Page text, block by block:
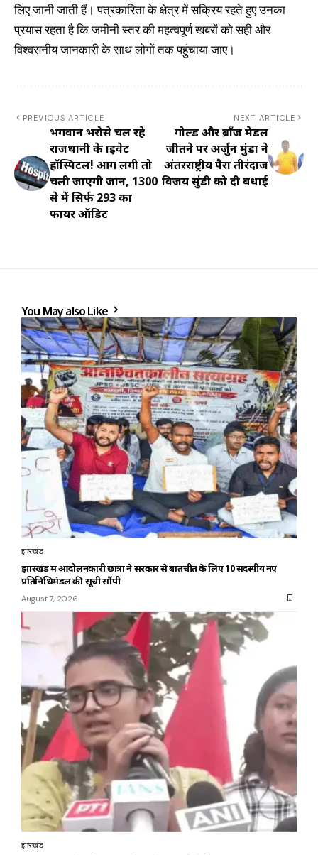
लिए जानी जाती हैं। पत्रकारिता के क्षेत्र में सक्रिय रहते हुए उनका
प्रयास रहता है कि जमीनी स्तर की महत्वपूर्ण खबरों को सही और
विश्वसनीय जानकारी के साथ लोगों तक पहुंचाया जाए।
PREVIOUS ARTICLE
भगवान भरोसे चल रहे
राजधानी के प्राइवेट
हॉस्पिटल! आग लगी तो
चली जाएगी जान, 1300
से में सिर्फ 293 का
फायर ऑडिट
NEXT ARTICLE
गोल्ड और ब्रॉंज मेडल
जीतने पर अर्जुन मुंडा ने
अंतरराष्ट्रीय पैरा तीरंदाज
विजय सुंडी को दी बधाई
You May also Like
झारखंड
झारखंड में आंदोलनकारी छात्रों ने सरकार से बातचीत के लिए 10 सदस्यीय नए
प्रतिनिधिमंडल की सूची सौंपी
August 7, 2026
झारखंड